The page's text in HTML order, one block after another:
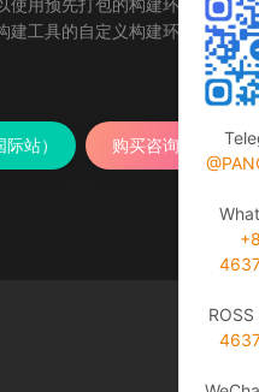
使用预先打包的构建环境快
建工具的自定义构建环境。
站） 购买咨询